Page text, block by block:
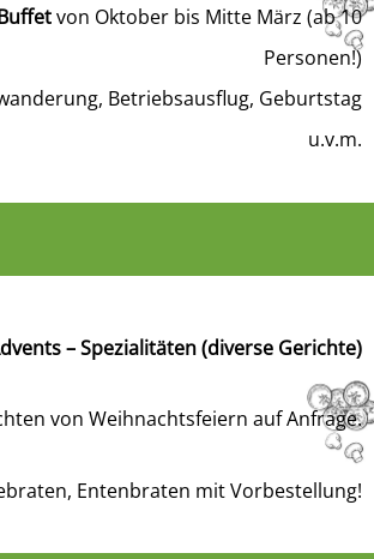
von Oktober bis Mitte März (ab 10
Personen!)
Betriebsausflug, Geburtstag
u.v.m.
– Spezialitäten (diverse Gerichte)
von Weihnachtsfeiern auf Anfrage.
Entenbraten mit Vorbestellung!